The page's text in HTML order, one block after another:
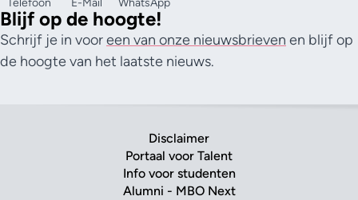
Telefoon E-Mail WhatsApp
Blijf op de hoogte!
Schrijf je in vooreen van onze nieuwsbrieven en blijf op
de hoogte van het laatste nieuws.
Disclaimer
Portaal voor Talent
Info voor studenten
Alumni - MBO Next